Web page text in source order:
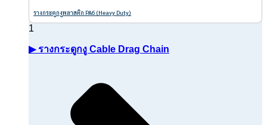
รางกระดูกงูพลาสติก PA6 (Heavy Duty)
▶ รางกระดูกงู Cable Drag Chain